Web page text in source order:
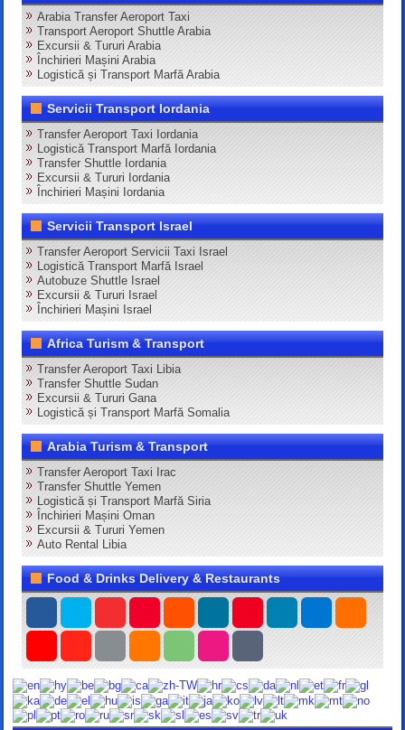
Arabia Transfer Aeroport Taxi
Transport Aeroport Shuttle Arabia
Excursii & Tururi Arabia
Închirieri Mașini Arabia
Logistică și Transport Marfă Arabia
Servicii Transport Iordania
Transfer Aeroport Taxi Iordania
Logistică Transport Marfă Iordania
Transfer Shuttle Iordania
Excursii & Tururi Iordania
Închirieri Mașini Iordania
Servicii Transport Israel
Transfer Aeroport Servicii Taxi Israel
Logistică Transport Marfă Israel
Autobuze Shuttle Israel
Excursii & Tururi Israel
Închirieri Mașini Israel
Africa Turism & Transport
Transfer Aeroport Taxi Libia
Transfer Shuttle Sudan
Excursii & Tururi Gana
Logistică și Transport Marfă Somalia
Arabia Turism & Transport
Transfer Aeroport Taxi Irac
Transfer Shuttle Yemen
Logistică și Transport Marfă Siria
Închirieri Mașini Oman
Excursii & Tururi Yemen
Auto Rental Libia
Food & Drinks Delivery & Restaurants